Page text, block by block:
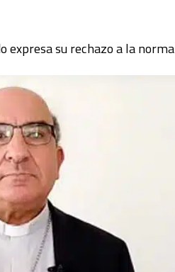
expresa su rechazo a la